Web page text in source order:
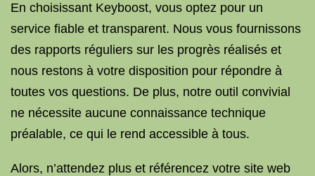
En choisissant Keyboost, vous optez pour un
service fiable et transparent. Nous vous fournissons
des rapports réguliers sur les progrès réalisés et
nous restons à votre disposition pour répondre à
toutes vos questions. De plus, notre outil convivial
ne nécessite aucune connaissance technique
préalable, ce qui le rend accessible à tous.
Alors, n’attendez plus et référencez votre site web